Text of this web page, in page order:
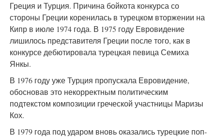
Греция и Турция. Причина бойкота конкурса со
стороны Греции коренилась в турецком вторжении на
Кипр в июле 1974 года. В 1975 году Евровидение
лишилось представителя Греции после того, как в
конкурсе дебютировала турецкая певица Семиха
Янкы.
В 1976 году уже Турция пропускала Евровидение,
обосновав это некорректным политическим
подтекстом композиции греческой участницы Маризы
Кох.
В 1979 года под ударом вновь оказались турецкие поп-